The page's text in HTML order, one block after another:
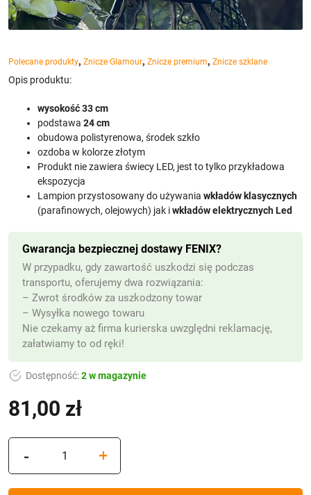
Polecane produkty, Znicze Glamour, Znicze premium, Znicze szklane
81,00 zł
Opis produktu:
wysokość 33 cm
podstawa 24 cm
obudowa polistyrenowa, środek szkło
ozdoba w kolorze złotym
Produkt nie zawiera świecy LED, jest to tylko przykładowa
ekspozycja
Lampion przystosowany do używania wkładów klasycznych
(parafinowych, olejowych) jak iwkładów elektrycznych Led
Dostępność:2 w magazynie
Gwarancja bezpiecznej dostawy FENIX?
W przypadku, gdy zawartość uszkodzi się podczas
transportu, oferujemy dwa rozwiązania:
– Zwrot środków za uszkodzony towar
– Wysyłka nowego towaru
Nie czekamy aż firma kurierska uwzględni reklamację,
załatwiamy to od ręki!
-
Kapliczka
+